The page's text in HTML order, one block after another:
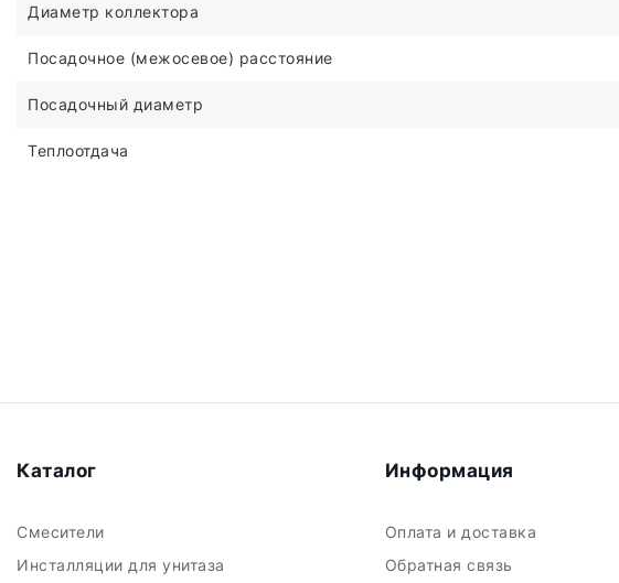
Диаметр коллектора
Посадочное (межосевое) расстояние
Посадочный диаметр
Теплоотдача
Каталог
Смесители
Инсталляции для унитаза
Информация
Оплата и доставка
Обратная связь